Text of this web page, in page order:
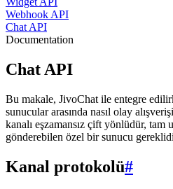
Webhook API
Chat API
Documentation
Chat API
Bu makale, JivoChat ile entegre
sunucular arasında nasıl olay
kanalı eşzamansız çift yönlüdür, tam
gönderebilen özel bir sunucu
Kanal protokolü#